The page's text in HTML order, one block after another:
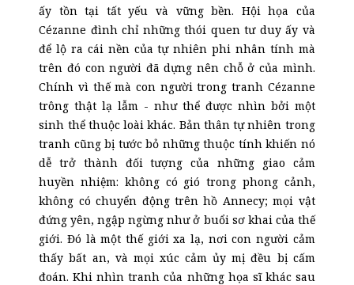
ấy tồn tại tất yếu và vững bền. Hội họa của
Cézanne đình chỉ những thói quen tư duy ấy và
để lộ ra cái nền của tự nhiên phi nhân tính mà
trên đó con người đã dựng nên chỗ ở của mình.
Chính vì thế mà con người trong tranh Cézanne
trông thật lạ lẫm - như thể được nhìn bởi một
sinh thể thuộc loài khác. Bản thân tự nhiên trong
tranh cũng bị tước bỏ những thuộc tính khiến nó
dễ trở thành đối tượng của những giao cảm
huyền nhiệm: không có gió trong phong cảnh,
không có chuyển động trên hồ Annecy; mọi vật
đứng yên, ngập ngừng như ở buổi sơ khai của thế
giới. Đó là một thế giới xa lạ, nơi con người cảm
thấy bất an, và mọi xúc cảm ủy mị đều bị cấm
đoán. Khi nhìn tranh của những họa sĩ khác sau